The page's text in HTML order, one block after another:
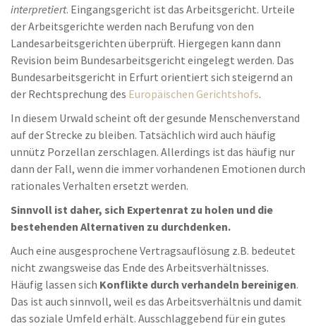
interpretiert. Eingangsgericht ist das Arbeitsgericht. Urteile
der Arbeitsgerichte werden nach Berufung von den
Landesarbeitsgerichten überprüft. Hiergegen kann dann
Revision beim Bundesarbeitsgericht eingelegt werden. Das
Bundesarbeitsgericht in Erfurt orientiert sich steigernd an
der Rechtsprechung des Europäischen Gerichtshofs.
In diesem Urwald scheint oft der gesunde Menschenverstand
auf der Strecke zu bleiben. Tatsächlich wird auch häufig
unnütz Porzellan zerschlagen. Allerdings ist das häufig nur
dann der Fall, wenn die immer vorhandenen Emotionen durch
rationales Verhalten ersetzt werden.
Sinnvoll ist daher, sich Expertenrat zu holen und die
bestehenden Alternativen zu durchdenken.
Auch eine ausgesprochene Vertragsauflösung z.B. bedeutet
nicht zwangsweise das Ende des Arbeitsverhältnisses.
Häufig lassen sich Konflikte durch verhandeln bereinigen.
Das ist auch sinnvoll, weil es das Arbeitsverhältnis und damit
das soziale Umfeld erhält. Ausschlaggebend für ein gutes